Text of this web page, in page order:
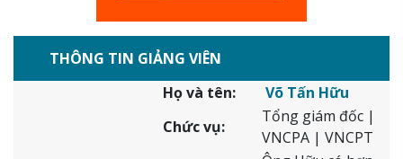
THÔNG TIN GIẢNG VIÊN
Họ và tên:
Võ Tấn Hữu
Chức vụ:
Tổng giám đốc |
VNCPA | VNCPT